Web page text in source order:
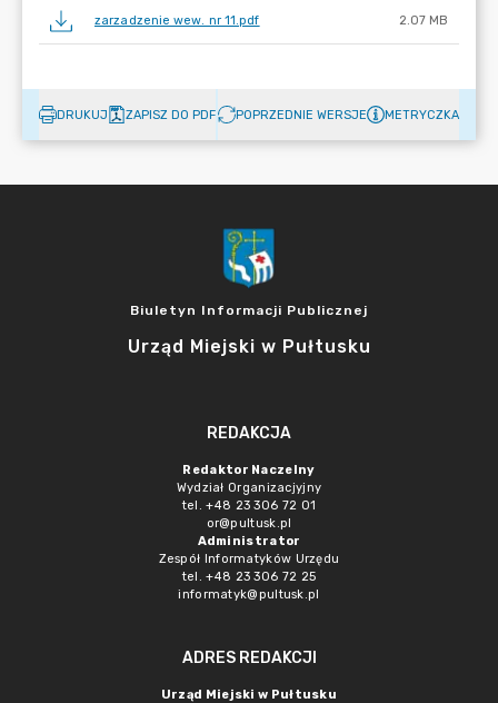
zarzadzenie wew. nr 11.pdf 2.07 MB
DRUKUJ ZAPISZ DO PDF POPRZEDNIE WERSJE METRYCZKA
Biuletyn Informacji Publicznej
Urząd Miejski w Pułtusku
REDAKCJA
Redaktor Naczelny
Wydział Organizacjyjny
tel. +48 23 306 72 01
or@pultusk.pl
Administrator
Zespół Informatyków Urzędu
tel. +48 23 306 72 25
informatyk@pultusk.pl
ADRES REDAKCJI
Urząd Miejski w Pułtusku